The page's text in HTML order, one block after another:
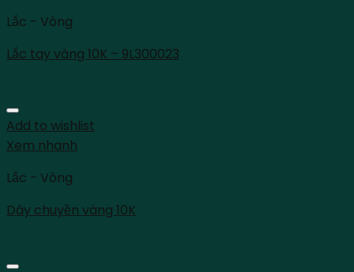
Lắc - Vòng
Lắc tay vàng 10K – 9L300023
Add to wishlist
Xem nhanh
Lắc - Vòng
Dây chuyền vàng 10K